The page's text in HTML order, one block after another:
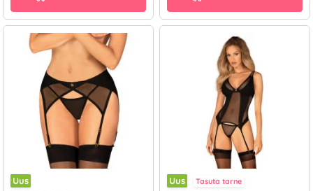
Uus Uus Tasuta tarne